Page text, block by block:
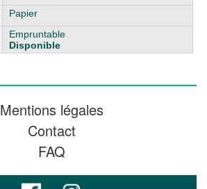
Papier
Empruntable
Disponible
Mentions légales
Contact
FAQ